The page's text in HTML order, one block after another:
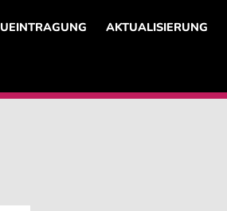
AKTUALISIERUNG